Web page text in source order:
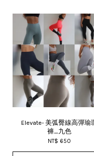
Elevate- 美弧臀線高彈瑜
褲_九色
NT$ 650